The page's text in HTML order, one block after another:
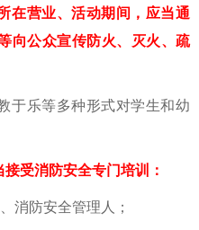
在营业、活动期间，应当通
向公众宣传防火、灭火、疏
于乐等多种形式对学生和幼
受消防安全专门培训：
消防安全管理人；